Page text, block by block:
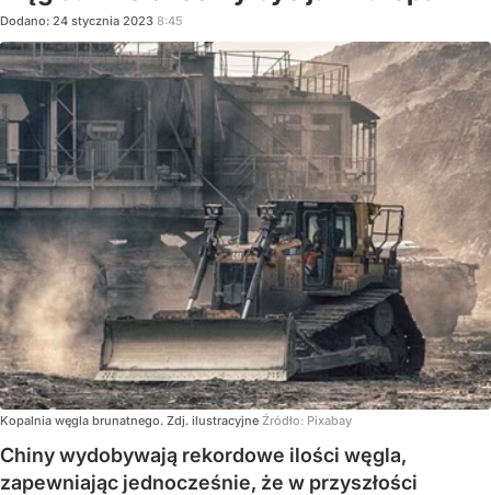
Dodano: 24 stycznia 2023 8:45
Kopalnia węgla brunatnego. Zdj. ilustracyjne Źródło: Pixabay
Chiny wydobywają rekordowe ilości węgla,
zapewniając jednocześnie, że w przyszłości